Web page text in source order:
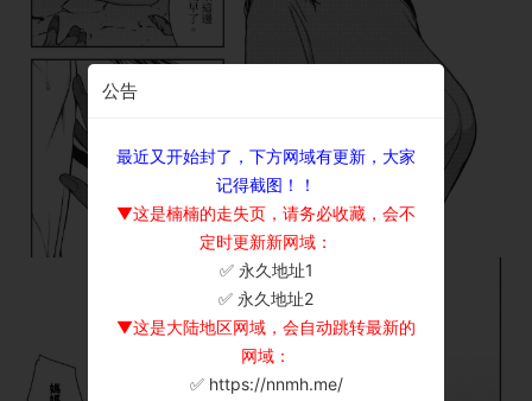
公告
最近又开始封了，下方网域有更新，大家
记得截图！！
▼这是楠楠的走失页，请务必收藏，会不
定时更新新网域：
✅ 永久地址1
✅ 永久地址2
▼这是大陆地区网域，会自动跳转最新的
网域：
✅ https://nnmh.me/